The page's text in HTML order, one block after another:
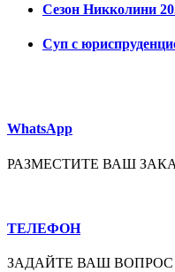
Сезон Никколини
Суп с
WhatsApp
РАЗМЕСТИТЕ ВАШ
ТЕЛЕФОН
ЗАДАЙТЕ ВАШ